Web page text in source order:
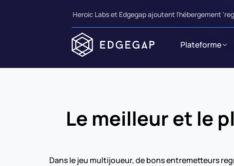
Heroic Labs et Edgegap ajoutent l'hébergement
Plateforme
Le meilleur et le
Dans le jeu multijoueur, de bons entremetteurs